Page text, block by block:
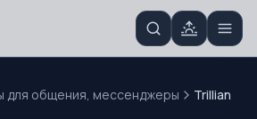
для общения, мессенджеры Trillian